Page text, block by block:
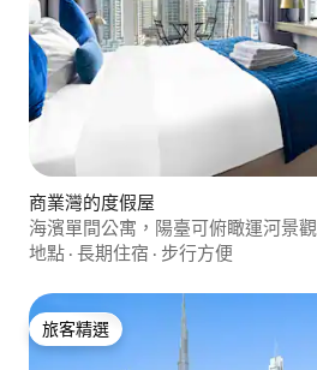
商業灣的度假屋
海濱單間公寓，陽臺可俯瞰運河景觀
地點 · 長期住宿 · 步行方便
旅客精選
旅客精選